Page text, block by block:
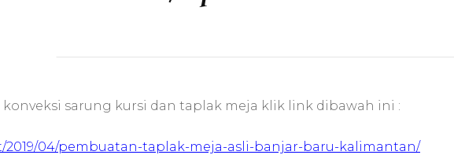
sarung kursi dan taplak meja klik link dibawah ini :
04/pembuatan-taplak-meja-asli-banjar-baru-kalimantan/